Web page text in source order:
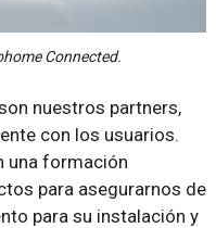
Connected.
nuestros partners,
con los usuarios.
una formación
para asegurarnos de
para su instalación y